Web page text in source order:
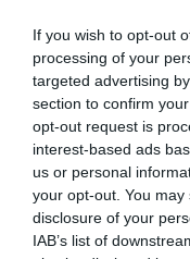
If you wish to opt-out
processing of your
targeted advertising
section to confirm
opt-out request is
interest-based ads
us or personal
your opt-out. You
disclosure of your
IAB’s list of
ΘΕΑΤΡΟ - ΧΟΡΟΣ / ΝΕΑ
Ράφτης
του Ζωρζ
στο
Παπάγου –
Ακύρωση